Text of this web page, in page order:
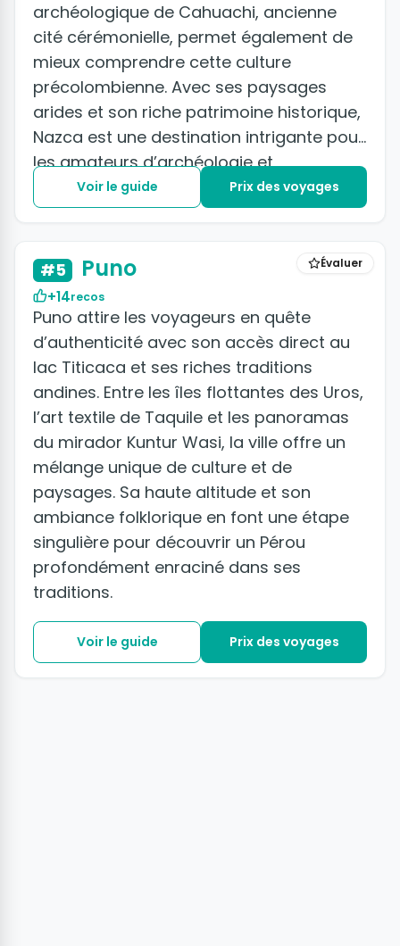
archéologique de Cahuachi, ancienne
cité cérémonielle, permet également de
mieux comprendre cette culture
précolombienne. Avec ses paysages
arides et son riche patrimoine historique,
Nazca est une destination intrigante pour
les amateurs d’archéologie et
d’exploration.
Voir le guide Prix des voyages
Évaluer
#5 Puno
+14recos
Puno attire les voyageurs en quête
d’authenticité avec son accès direct au
lac Titicaca et ses riches traditions
andines. Entre les îles flottantes des Uros,
l’art textile de Taquile et les panoramas
du mirador Kuntur Wasi, la ville offre un
mélange unique de culture et de
paysages. Sa haute altitude et son
ambiance folklorique en font une étape
singulière pour découvrir un Pérou
profondément enraciné dans ses
traditions.
Voir le guide Prix des voyages